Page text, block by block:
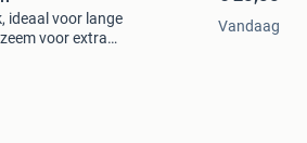
ideaal voor lange
voor extra
Vandaag